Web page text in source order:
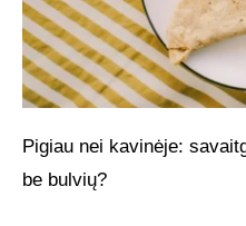
Pigiau nei kavinėje:
be bulvių?